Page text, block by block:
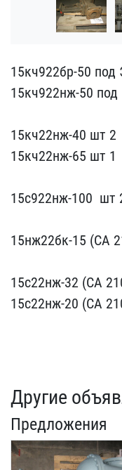
15кч922бр-50 под
15кч922нж-50
15кч22нж-4​0 шт 2
15кч22нж-6​5 шт 1
15с922нж-​100 ​ шт
15нж22бк-​15 (СА
15с22нж-32 (СА
15с22нж-20 (​СА
Другие
Предложения